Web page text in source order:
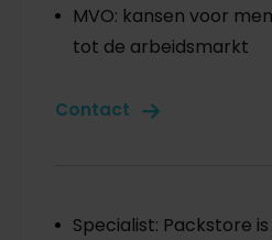
MVO: kansen voor
tot de arbeidsmarkt
Contact
Specialist: Packstore